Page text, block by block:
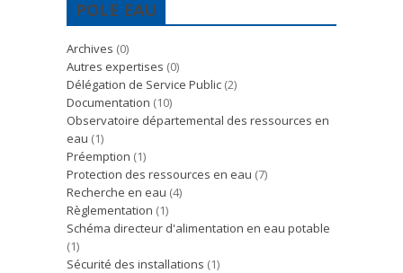
POLE EAU
Archives (0)
Autres expertises (0)
Délégation de Service Public (2)
Documentation (10)
Observatoire départemental des ressources en
eau (1)
Préemption (1)
Protection des ressources en eau (7)
Recherche en eau (4)
Règlementation (1)
Schéma directeur d'alimentation en eau potable
(1)
Sécurité des installations (1)